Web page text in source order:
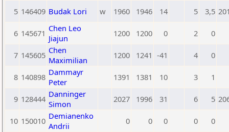
5 146409 Budak Lori w 1960 1946 14 5 3,5
6 145671 Chen Leo
Jiajun
1200 1200 0 2 0
7 145605 Chen
Maximilian
1200 1241 -41 4 0
8 140898 Dammayr
Peter
1391 1381 10 3 1
9 128444 Danninger
Simon
2027 1996 31 6 5
10 150010 Demianenko
Andrii
0 0 0 0 0